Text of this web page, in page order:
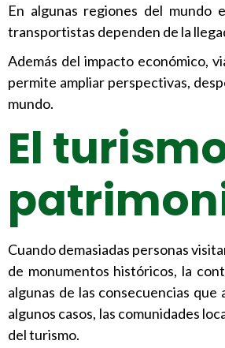
En algunas regiones del
transportistas dependen de la
Además del impacto económico,
permite ampliar perspectivas,
mundo.
El
Cuando demasiadas personas
de monumentos históricos, la
algunas de las consecuencias
algunos casos, las comunidades
del turismo.